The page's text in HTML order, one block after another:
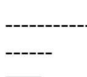
------